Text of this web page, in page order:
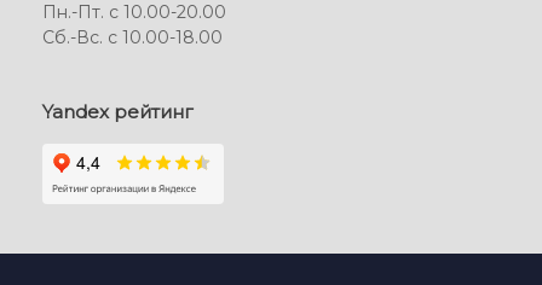
Пн.-Пт. с 10.00-20.00
Сб.-Вс. с 10.00-18.00
Yandex рейтинг